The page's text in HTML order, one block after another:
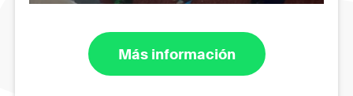
Más información